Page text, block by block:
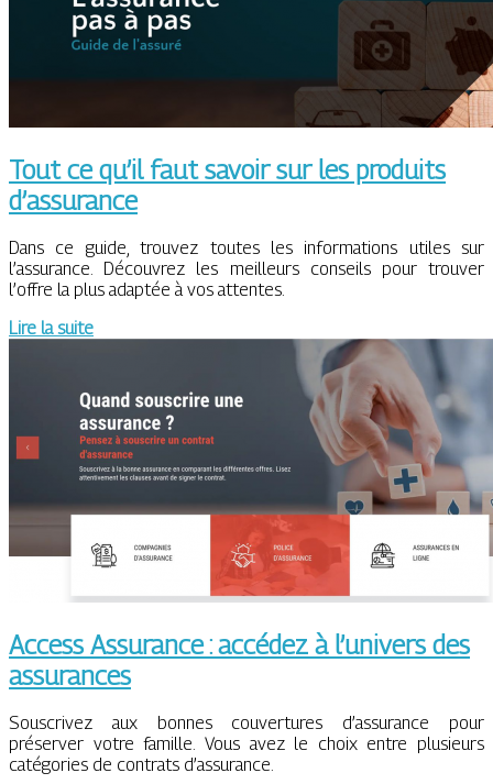
Tout ce qu’il faut savoir sur les produits
d’assurance
Dans ce guide, trouvez toutes les informations utiles sur
l’assurance. Découvrez les meilleurs conseils pour trouver
l’offre la plus adaptée à vos attentes.
Lire la suite
Access Assurance : accédez à l’univers des
assurances
Souscrivez aux bonnes couvertures d’assurance pour
préserver votre famille. Vous avez le choix entre plusieurs
catégories de contrats d’assurance.